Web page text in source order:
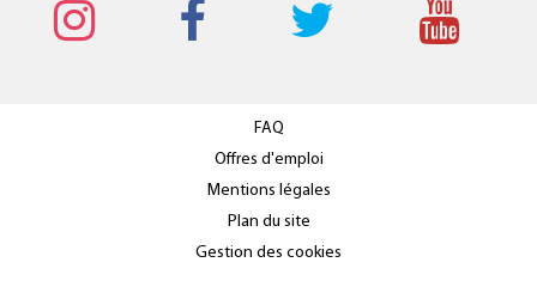
FAQ
Offres d'emploi
Mentions légales
Plan du site
Gestion des cookies